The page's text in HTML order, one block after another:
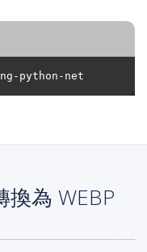
換為 WEBP